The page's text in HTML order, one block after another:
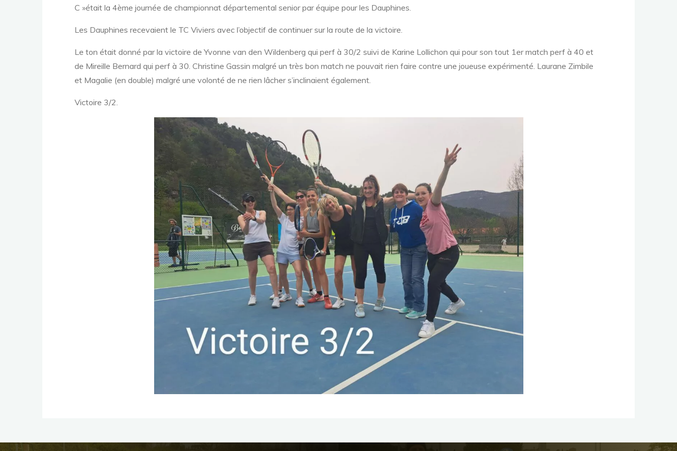
C »était la 4ème journée de championnat départemental senior par équipe pour les Dauphines.
Les Dauphines recevaient le TC Viviers avec l’objectif de continuer sur la route de la victoire.
Le ton était donné par la victoire de Yvonne van den Wildenberg qui perf à 30/2 suivi de Karine Lollichon qui pour son tout 1er match perf à 40 et
de Mireille Bernard qui perf à 30. Christine Gassin malgré un très bon match ne pouvait rien faire contre une joueuse expérimenté. Laurane Zimbile
et Magalie (en double) malgré une volonté de ne rien lâcher s’inclinaient également.
Victoire 3/2.